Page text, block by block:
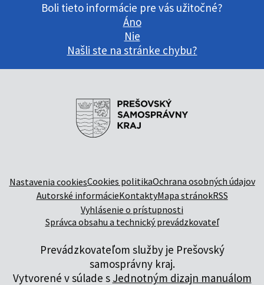
Boli tieto informácie pre vás užitočné?
Áno
Nie
Našli ste na stránke chybu?
Nastavenia cookiesCookies politikaOchrana osobných údajov
Autorské informácieKontaktyMapa stránokRSS
Vyhlásenie o prístupnosti
Správca obsahu a technický prevádzkovateľ
Prevádzkovateľom služby je Prešovský
samosprávny kraj.
Vytvorené v súlade s Jednotným dizajn manuálom